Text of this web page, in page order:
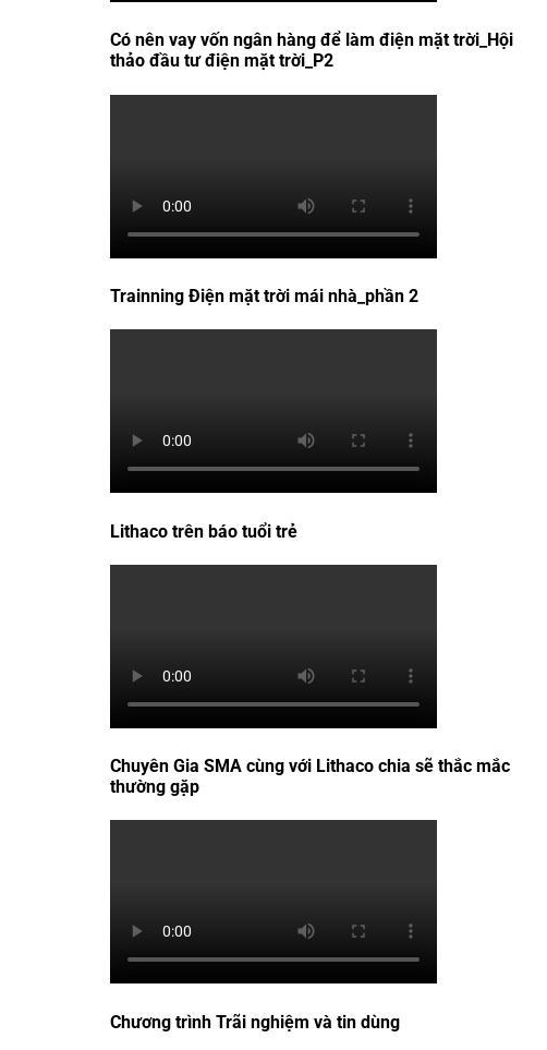
Có nên vay vốn ngân hàng để làm điện mặt trời_Hội
thảo đầu tư điện mặt trời_P2
Trainning Điện mặt trời mái nhà_phần 2
Lithaco trên báo tuổi trẻ
Chuyên Gia SMA cùng với Lithaco chia sẽ thắc mắc
thường gặp
Chương trình Trãi nghiệm và tin dùng